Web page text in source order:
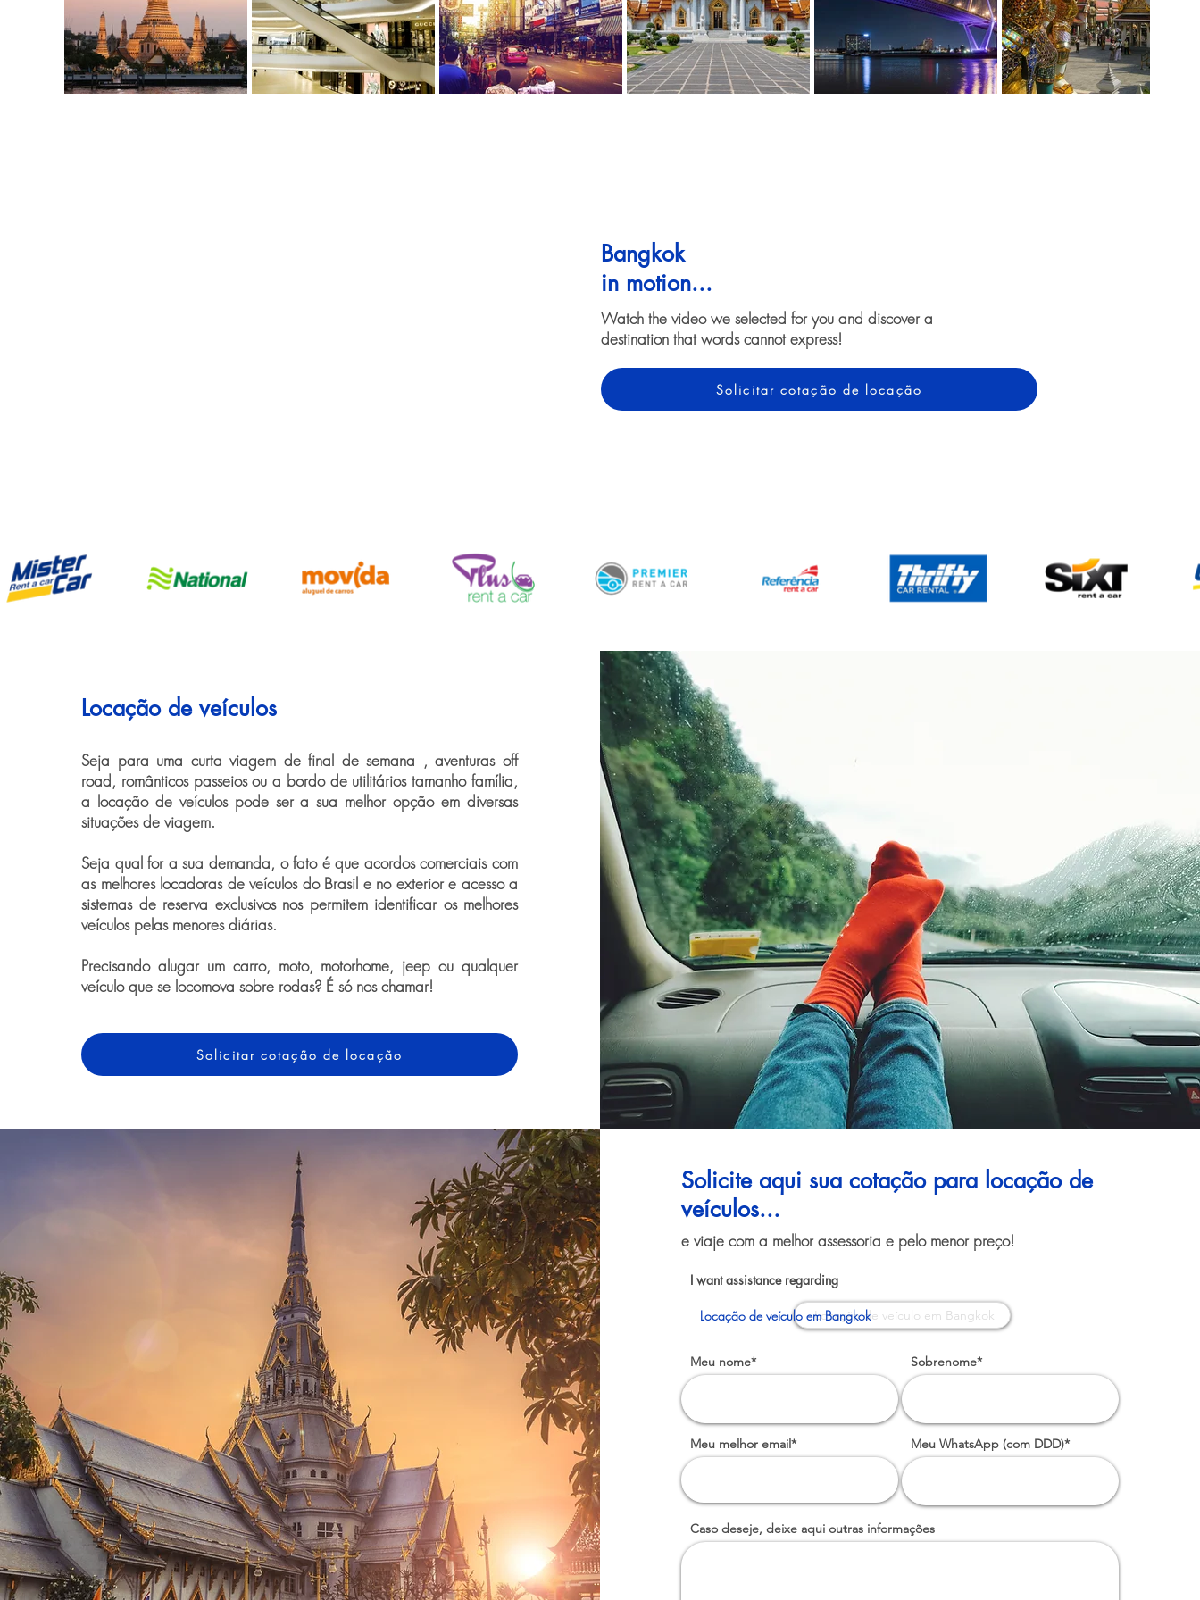
Bangkok
in motion...
Watch the video we selected for you and discover a
destination that words cannot express!
Solicitar cotação de locação
Locação de veículos
Seja para uma curta viagem de final de semana , aventuras off
road, românticos passeios ou a bordo de utilitários tamanho família,
a locação de veículos pode ser a sua melhor opção em diversas
situações de viagem.
Seja qual for a sua demanda, o fato é que acordos comerciais com
as melhores locadoras de veículos do Brasil e no exterior e acesso a
sistemas de reserva exclusivos nos permitem identificar os melhores
veículos pelas menores diárias.
Precisando alugar um carro, moto, motorhome, jeep ou qualquer
veículo que se locomova sobre rodas? É só nos chamar!
Solicitar cotação de locação
Solicite aqui sua cotação para locação de
veículos...
e viaje com a melhor assessoria e pelo menor preço!
I want assistance regarding
Locação de veículo em Bangkok
Meu nome* Sobrenome*
Meu melhor email* Meu WhatsApp (com DDD)*
Caso deseje, deixe aqui outras informações